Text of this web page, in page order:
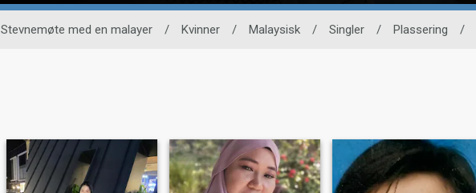
Stevnemøte med en malayer / Kvinner / Malaysisk / Singler / Plassering /